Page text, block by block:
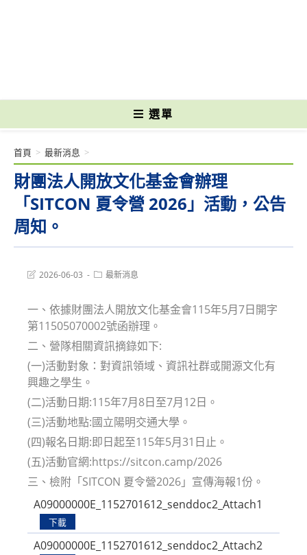
選單
財團法人開放文化基金會辦理
「SITCON 夏令營 2026」活動，公告
周知。
首頁 > 最新消息 >
Post2026-06-03
Post最新消息
一、依據財團法人開放文化基金會115年5月7日開字
第11505070002號函辦理。
二、營隊相關資訊摘錄如下:
(一)活動對象：對資訊領域、資訊社群或開源文化有
興趣之學生。
(二)活動日期:115年7月8日至7月12日。
(三)活動地點:國立陽明交通大學。
(四)報名日期:即日起至115年5月31日止。
(五)活動官網:https://sitcon.camp/2026
三、檢附「SITCON 夏令營2026」宣傳海報1份。
A09000000E_1152701612_senddoc2_Attach1
下載
A09000000E_1152701612_senddoc2_Attach2